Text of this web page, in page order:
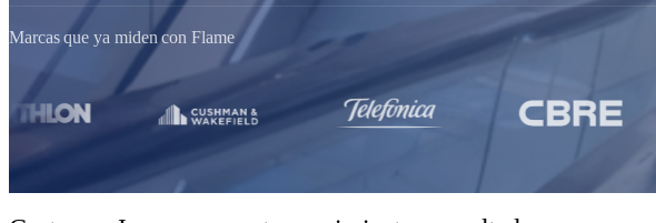
Marcas que ya miden con Flame